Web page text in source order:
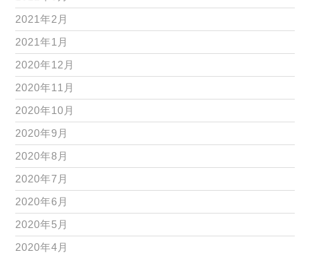
2021年2月
2021年1月
2020年12月
2020年11月
2020年10月
2020年9月
2020年8月
2020年7月
2020年6月
2020年5月
2020年4月